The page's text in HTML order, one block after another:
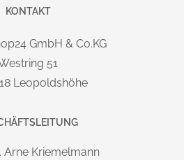
KONTAKT
GmbH & Co.KG
51
Leopoldshöhe
Arne Kriemelmann